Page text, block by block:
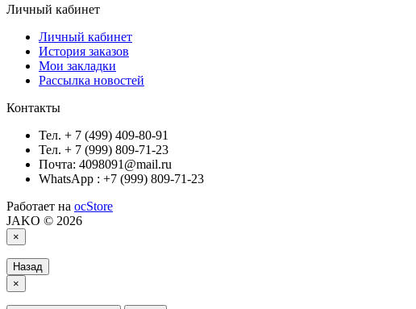
Личный кабинет
Личный кабинет
История заказов
Мои закладки
Рассылка новостей
Контакты
Тел. + 7 (499) 409-80-91
Тел. + 7 (999) 809-71-23
Почта: 4098091@mail.ru
WhatsApp : +7 (999) 809-71-23
Работает на ocStore
JAKO © 2026
×
Назад
×